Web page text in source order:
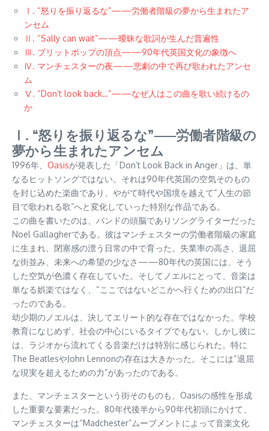
Ⅰ. “怒りを振り返るな”——労働者階級の夢から生まれたア
ンセム
Ⅱ. “Sally can wait”——曖昧な歌詞が生んだ普遍性
Ⅲ. ブリットポップの頂点——90年代英国文化の象徴へ
Ⅳ. マンチェスターの夜——悲劇の中で再び歌われたアンセ
ム
Ⅴ. “Don’t look back…”——なぜ人はこの曲を歌い続けるの
か
Ⅰ. “怒りを振り返るな”——労働者階級の
夢から生まれたアンセム
1996年、 Oasisが発表した「Don’t Look Back in Anger」は、単
なるヒットソングではない。それは90年代英国の空気そのもの
を封じ込めた楽曲であり、やがて時代や国境を越えて“人生の節
目で歌われる歌”へと変化していった特別な作品である。
この曲を書いたのは、バンドの頭脳でありソングライターだった
Noel Gallagherである。彼はマンチェスターの労働者階級の家庭
に生まれ、閉塞感の漂う日常の中で育った。失業率の高さ、退屈
な街並み、未来への希望の少なさ——80年代の英国には、そう
した空気が色濃く存在していた。そしてノエルにとって、音楽は
単なる娯楽ではなく、“ここではないどこかへ行くための出口”だ
ったのである。
幼少期のノエルは、決してエリート的な存在ではなかった。学校
教育になじめず、社会の中心にいるタイプでもない。しかし彼に
は、ラジオから流れてくる音楽だけは特別に感じられた。特に
The BeatlesやJohn Lennonの存在は大きかった。そこには“退屈
な現実を超えるための力”があったのである。
また、マンチェスターという街そのものも、Oasisの感性を形成
した重要な要素だった。80年代後半から90年代初頭にかけて、
マンチェスターは“Madchester”ムーブメントによって音楽文化